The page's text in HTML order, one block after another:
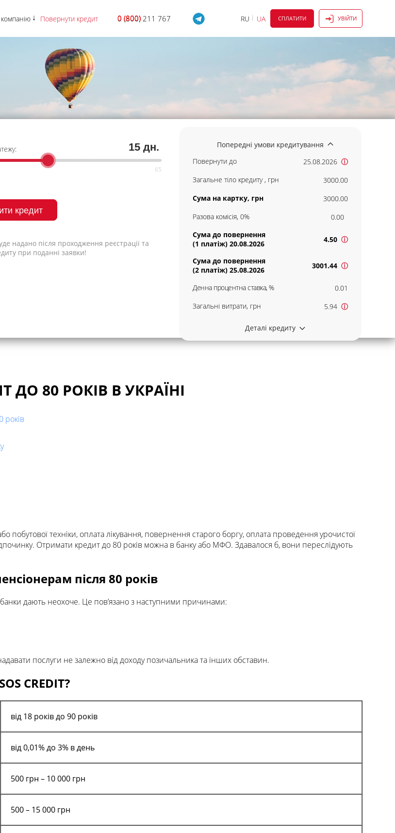
Повернути кредит 0 (800)
0 (800) 211 767 RU UA СПЛАТИТИ УВІЙТИ
15 дн.
кредит
надано після проходження реєстрації та
при поданні заявки!
Попередні умови кредитування
Повернути до
25.08.2026 ⓘ
Загальне тіло кредиту , грн
3000.00
Сума на картку, грн
3000.00
Разова комісія, 0%
0.00
Сума до повернення
(1 платіж) 20.08.2026
4.50 ⓘ
Сума до повернення
(2 платіж) 25.08.2026
3001.44 ⓘ
Денна процентна ставка, %
0.01
Загальні витрати, грн
5.94 ⓘ
Деталі кредиту
ДО 80 РОКІВ В УКРАЇНІ
років
техніки, оплата лікування, повернення старого боргу, оплата проведення урочистої
Отримати кредит до 80 років можна в банку або МФО. Здавалося б, вони переслідують
після 80 років
дають неохоче. Це пов’язано з наступними причинами:
послуги не залежно від доходу позичальника та інших обставин.
CREDIT?
від 18 років до 90 років
від 0,01% до 3% в день
500 грн – 10 000 грн
500 – 15 000 грн